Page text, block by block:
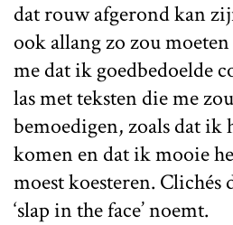
dat rouw afgerond kan
ook allang zo zou
me dat ik goedbedoelde
las met teksten die me
bemoedigen, zoals dat
komen en dat ik mooie
moest koesteren. Clichés
‘slap in the face’ noemt.